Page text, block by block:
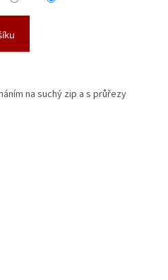
na suchý zip a s průřezy